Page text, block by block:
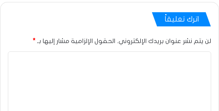
اترك تعليقاً
لن يتم نشر عنوان بريدك الإلكتروني. الحقول الإلزامية مشار إليها بـ *